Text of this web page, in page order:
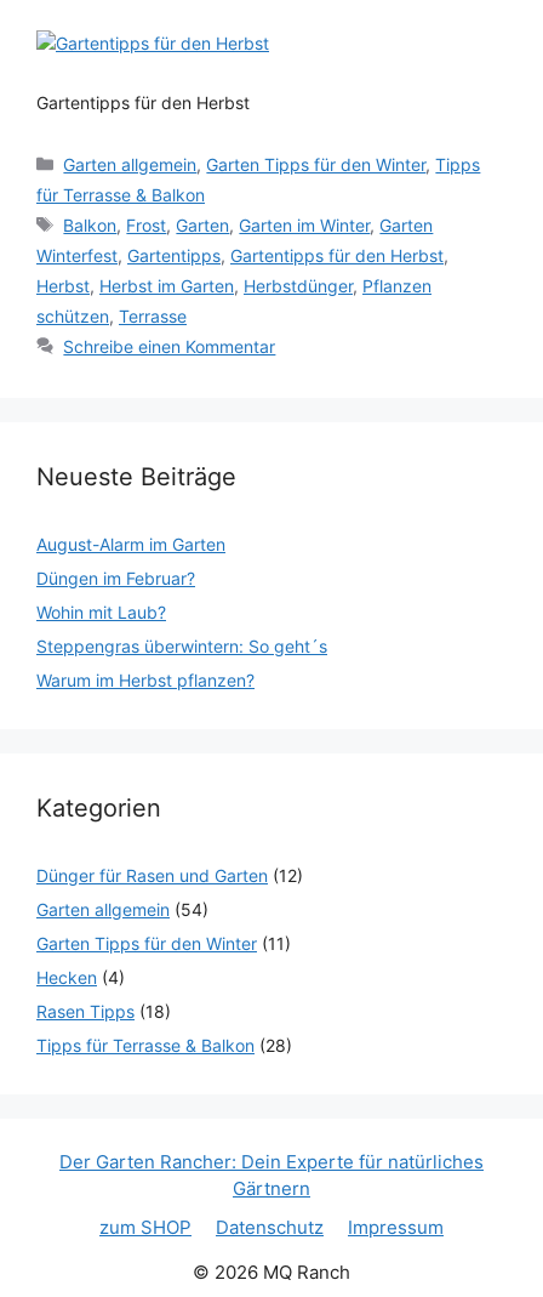
Gartentipps für den Herbst
Kategorien
Garten allgemein,Garten Tipps für den Winter,Tipps
für Terrasse & Balkon
Schlagwörter
Balkon, Frost,Garten,Garten im Winter,Garten
Winterfest, Gartentipps, Gartentipps für den Herbst,
Herbst, Herbst im Garten, Herbstdünger, Pflanzen
schützen, Terrasse
Schreibe einen Kommentar
Neueste Beiträge
August-Alarm im Garten
Düngen im Februar?
Wohin mit Laub?
Steppengras überwintern: So geht´s
Warum im Herbst pflanzen?
Kategorien
Dünger für Rasen und Garten (12)
Garten allgemein (54)
Garten Tipps für den Winter (11)
Hecken (4)
Rasen Tipps (18)
Tipps für Terrasse & Balkon (28)
Der Garten Rancher: Dein Experte für natürliches
Gärtnern
zum SHOP
Datenschutz
Impressum
© 2026 MQ Ranch